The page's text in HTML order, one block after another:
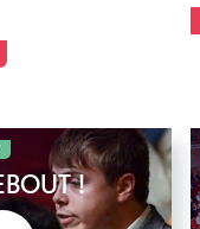
!